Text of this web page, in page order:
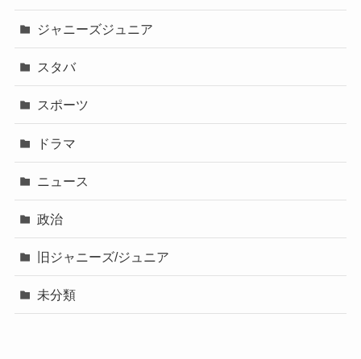
ジャニーズジュニア
スタバ
スポーツ
ドラマ
ニュース
政治
旧ジャニーズ/ジュニア
未分類